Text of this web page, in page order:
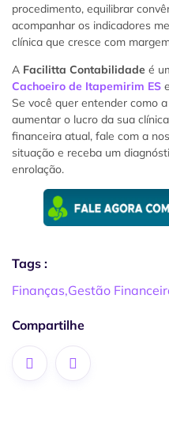
procedimento, equilibrar
acompanhar os indicadores
clínica que cresce com
A Facilitta Contabilidade é
Cachoeiro de Itapemirim ES
Se você quer entender como
aumentar o lucro da sua
financeira atual, fale com a
situação e receba um
enrolação.
Tags :
Finanças,Gestão
Compartilhe